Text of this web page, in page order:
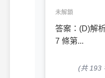
未解鎖
答案：(D)解
7 條第...
(共 193